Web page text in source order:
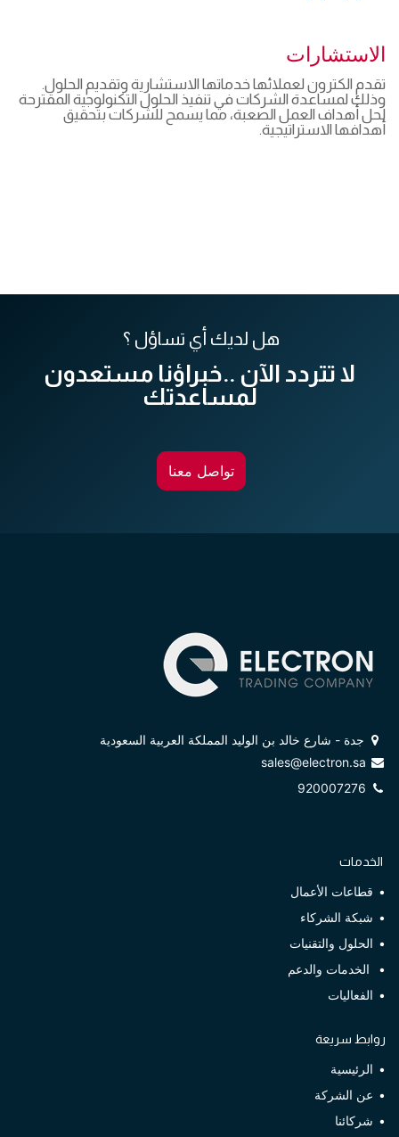
الاستشارات
تقدم الكترون لعملائها خدماتها الاستشارية وتقديم الحلول.
وذلك لمساعدة الشركات في تنفيذ الحلول التكنولوجية المقترحة
لحل أهداف العمل الصعبة، مما يسمح للشركات بتحقيق
أهدافها الاستراتيجية.
هل لديك أي تساؤل ؟
لا تتردد الآن ..خبراؤنا مستعدون
لمساعدتك
تواصل معنا
جدة - شارع خالد بن الوليد المملكة العربية السعودية
sales@electron.sa
920007276
الخدمات
قطاعات الأعمال
شبكة الشركاء
الحلول والتقنيات
الخدمات والدعم
الفعاليات
روابط سريعة
الرئيسية
عن الشركة
شركائنا